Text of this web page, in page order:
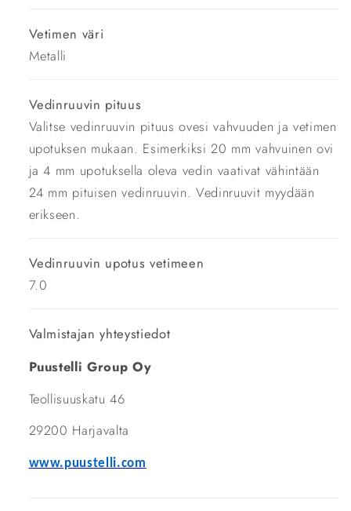
Vetimen väri
Metalli
Vedinruuvin pituus
Valitse vedinruuvin pituus ovesi vahvuuden ja vetimen
upotuksen mukaan. Esimerkiksi 20 mm vahvuinen ovi
ja 4 mm upotuksella oleva vedin vaativat vähintään
24 mm pituisen vedinruuvin. Vedinruuvit myydään
erikseen.
Vedinruuvin upotus vetimeen
7.0
Valmistajan yhteystiedot
Puustelli Group Oy
Teollisuuskatu 46
29200 Harjavalta
www.puustelli.com